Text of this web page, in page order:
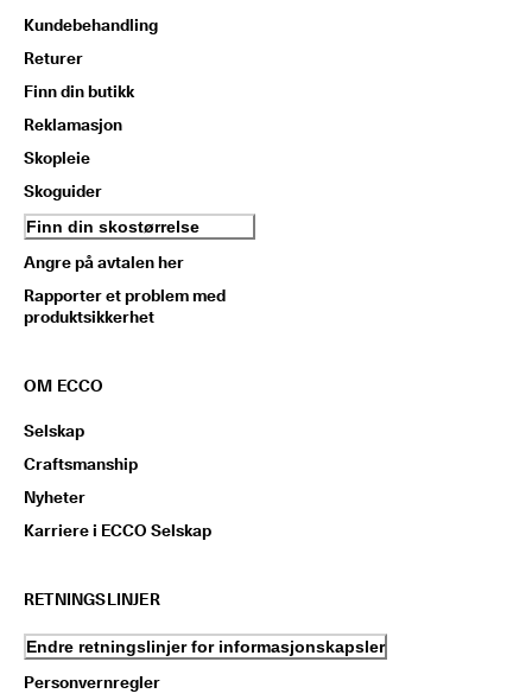
Kundebehandling
Returer
Finn din butikk
Reklamasjon
Skopleie
Skoguider
Finn din skostørrelse
Angre på avtalen her
Rapporter et problem med
produktsikkerhet
OM ECCO
Selskap
Craftsmanship
Nyheter
Karriere i ECCO Selskap
RETNINGSLINJER
Endre retningslinjer for informasjonskapsler
Personvernregler